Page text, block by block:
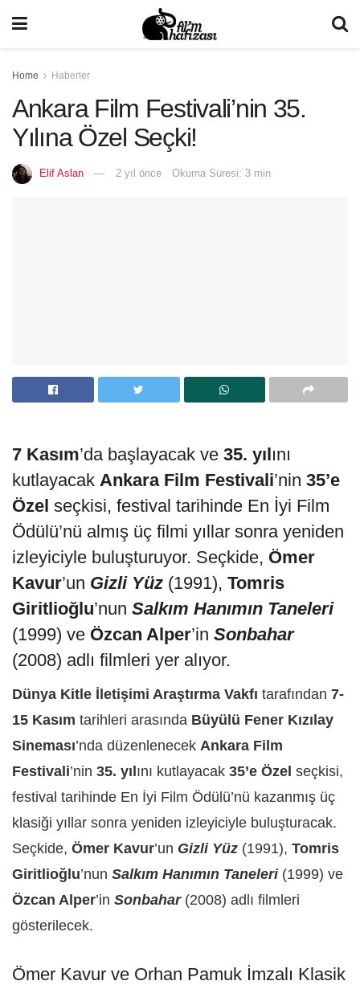
Home Haberler
Ankara Film Festivali’nin 35.
Yılına Özel Seçki!
Elif Aslan 2 yıl önce Okuma Süresi: 3 min
7 Kasım’da başlayacak ve 35. yılını
kutlayacak AnkaraFilm Festivali’nin 35’e
Özel seçkisi, festival tarihinde En İyi Film
Ödülü’nü almış üç filmi yıllar sonra yeniden
izleyiciyle buluşturuyor. Seçkide, Ömer
Kavur’un Gizli Yüz (1991), Tomris
Giritlioğlu’nun Salkım Hanımın Taneleri
(1999) ve Özcan Alper’in Sonbahar
(2008) adlı filmleri yer alıyor.
Dünya Kitle İletişimi Araştırma Vakfı tarafından 7-
15 Kasım tarihleri arasında Büyülü Fener Kızılay
Sineması’nda düzenlenecek Ankara Film
Festivali’nin 35. yıl ını kutlayacak 35’e Özel seçkisi,
festival tarihinde En İyi Film Ödülü’nü kazanmış üç
klasiği yıllar sonra yeniden izleyiciyle buluşturacak.
Seçkide, Ömer Kavur’un Gizli Yüz (1991), Tomris
Giritlioğlu’nun Salkım Hanımın Taneleri (1999) ve
Özcan Alper’in Sonbahar (2008) adlı filmleri
gösterilecek.
Ömer Kavur ve Orhan Pamuk İmzalı Klasik